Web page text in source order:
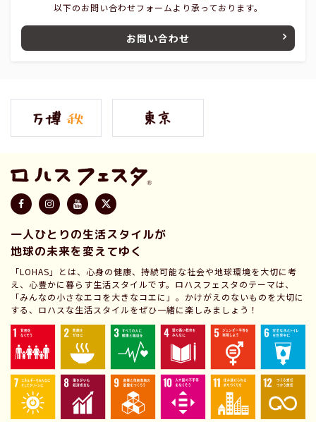
以下のお問い合わせフォームより承っております。
お問い合わせ
一人ひとりの生活スタイルが
地球の未来を変えてゆく
「LOHAS」とは、心身の健康、持続可能な社会や地球環境を大切に考
え、心豊かに暮らす生活スタイルです。ロハスフェスタのテーマは、
「みんなの小さなエコを大きなコエに」。かけがえのないものを大切に
する、ロハスな生活スタイルをぜひ一緒に楽しみましょう！